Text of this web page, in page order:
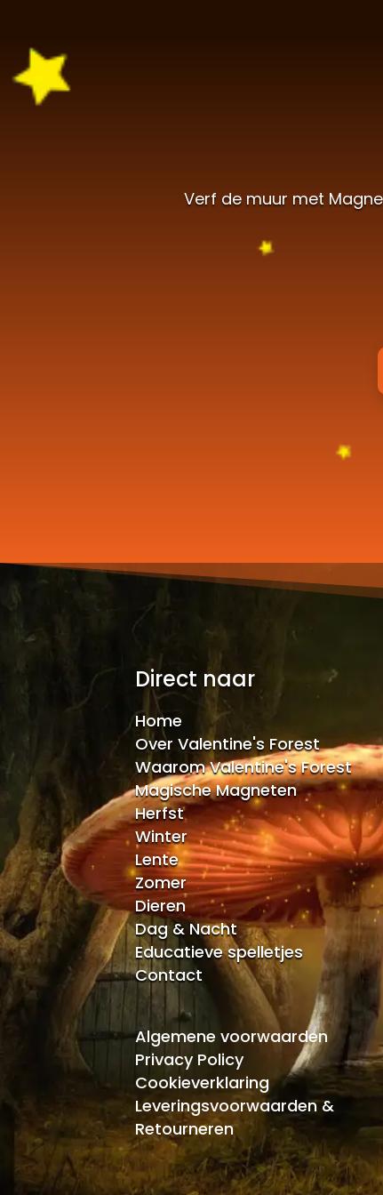
Verf de muur met
Direct naar
Home
Over Valentine's Forest
Waarom Valentine's Forest
Magische Magneten
Herfst
Winter
Lente
Zomer
Dieren
Dag & Nacht
Educatieve spelletjes
Contact
Algemene voorwaarden
Privacy Policy
Cookieverklaring
Leveringsvoorwaarden &
Retourneren